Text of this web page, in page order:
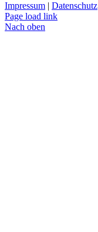
Impressum Datenschutz
Page load link
Nach oben